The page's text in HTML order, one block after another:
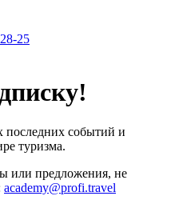
25
последних событий и
туризма.
или предложения, не
academy@profi.travel